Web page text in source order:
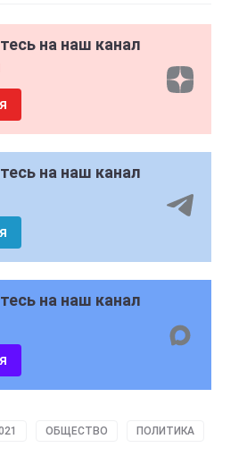
на наш канал
на наш канал
на наш канал
ОБЩЕСТВО ПОЛИТИКА